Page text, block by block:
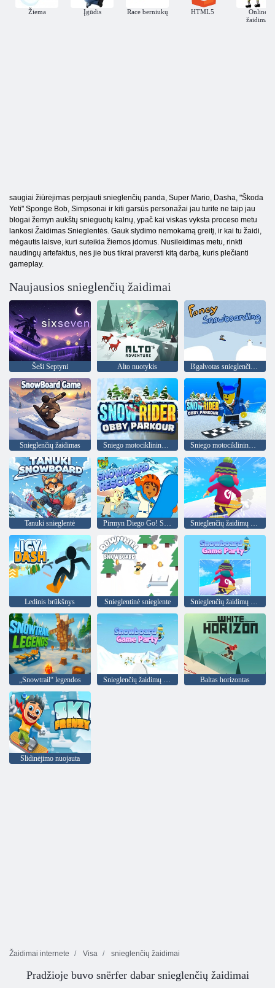
Žiema Įgūdis Race berniukų HTML5
Online
žaidimai
saugiai žiūrėjimas perpjauti snieglenčių panda, Super Mario, Dasha, "Škoda
Yeti" Sponge Bob, Simpsonai ir kiti garsūs personažai jau turite ne taip jau
blogai žemyn aukštų snieguotų kalnų, ypač kai viskas vyksta proceso metu
lankosi Žaidimas Snieglentės. Gauk slydimo nemokamą greitį, ir kai tu žaidi,
mėgautis laisve, kuri suteikia žiemos įdomus. Nusileidimas metu, rinkti
naudingų artefaktus, nes jie bus tikrai praversti kitą darbą, kuris plečianti
gameplay.
Naujausios snieglenčių žaidimai
Šeši Septyni Alto nuotykis Išgalvotas snieglenčių sportas
Snieglenčių žaidimas Sniego motociklininkas Obby Parkour
Tanuki snieglentė Pirmyn Diego Go! Snieglenčių gelbėjimas Snieglenčių žaidimų vakarėlis
Ledinis brūkšnys Snieglentinė snieglente
„Snowtrail“ legendos Snieglenčių žaidimų vakarėlis Baltas horizontas
Slidinėjimo nuojauta
Žaidimai internete Visa snieglenčių žaidimai
Pradžioje buvo snёrfer dabar snieglenčių žaidimai